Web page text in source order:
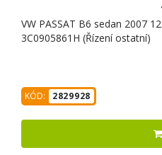
VW PASSAT B6 sedan 2007
3C0905861H (Řízení ostatní)
KÓD: 2829928